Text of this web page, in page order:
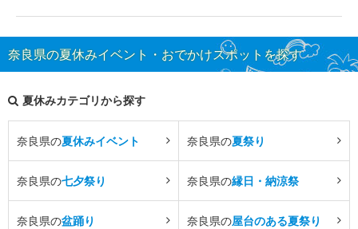
奈良県の夏休みイベント・おでかけスポットを探す
夏休みカテゴリから探す
奈良県の夏休みイベント 奈良県の夏祭り
奈良県の七夕祭り 奈良県の縁日・納涼祭
奈良県の盆踊り 奈良県の屋台のある夏祭り